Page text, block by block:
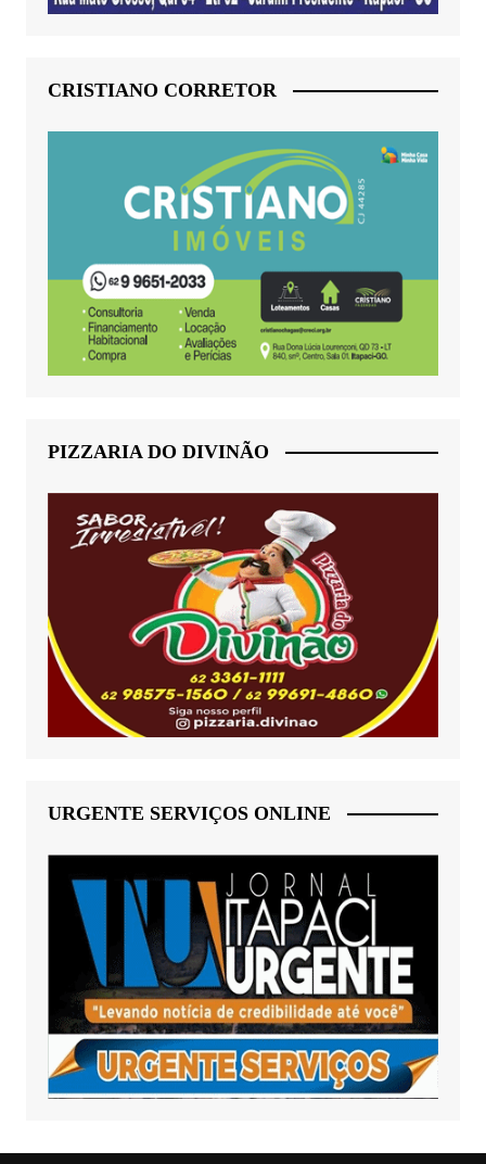
CRISTIANO CORRETOR
PIZZARIA DO DIVINÃO
URGENTE SERVIÇOS ONLINE